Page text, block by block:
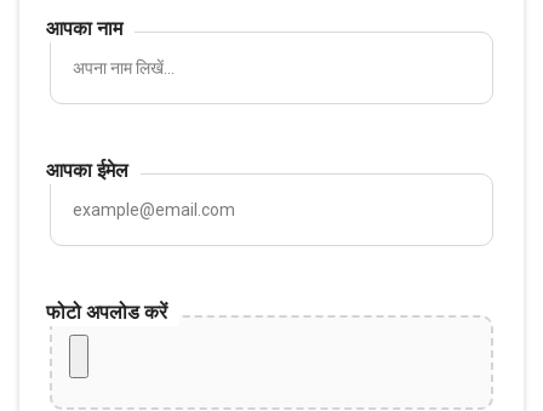
आपका नाम
आपका ईमेल
फोटो अपलोड करें